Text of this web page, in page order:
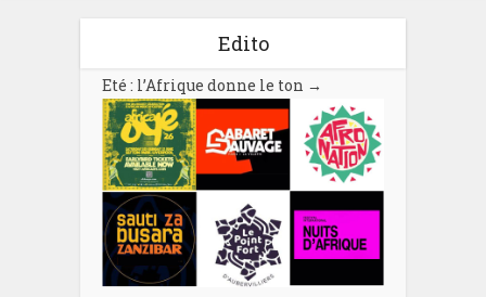
Edito
Eté : l’Afrique donne le ton →